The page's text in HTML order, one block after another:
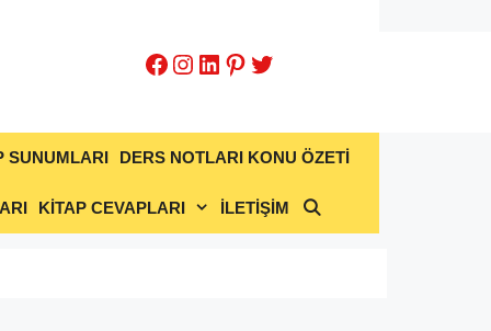
Facebook
Instagram
LinkedIn
Pinterest
Twitter
SUNUMLARI DERS NOTLARI KONU ÖZETİ
KİTAP CEVAPLARI İLETİŞİM